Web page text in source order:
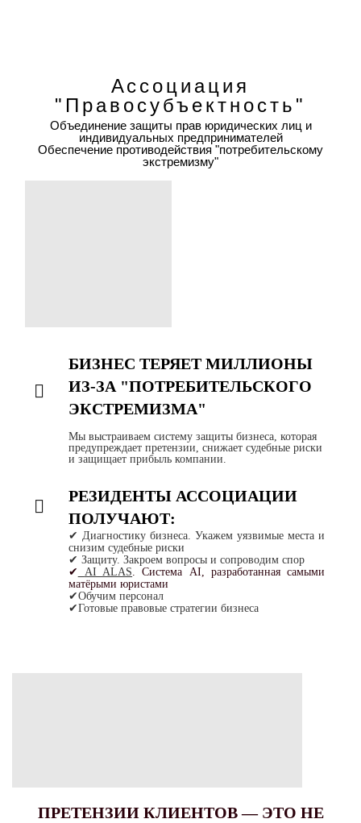
Ассоциация
"Правосубъектность"
Объединение защиты прав юридических лиц и
индивидуальных предпринимателей
Обеспечение противодействия "потребительскому
экстремизму"
БИЗНЕС ТЕРЯЕТ МИЛЛИОНЫ
ИЗ-ЗА "ПОТРЕБИТЕЛЬСКОГО
ЭКСТРЕМИЗМА"
Мы выстраиваем систему защиты бизнеса, которая
предупреждает претензии, снижает судебные риски
и защищает прибыль компании.
РЕЗИДЕНТЫ АССОЦИАЦИИ
ПОЛУЧАЮТ:
✔ Диагностику бизнеса. Укажем уязвимые места и
снизим судебные риски
✔ Защиту. Закроем вопросы и сопроводим спор
✔
AI ALAS . Система AI, разработанная самыми
матёрыми юристами
✔Обучим персонал
✔Готовые правовые стратегии бизнеса
ПРЕТЕНЗИИ КЛИЕНТОВ — ЭТО НЕ